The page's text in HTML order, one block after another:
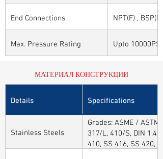
Sytems, Paper
End Connections
NPT(F) ,
Max. Pressure Rating Upto 10000PSI
МАТЕРИАЛ КОНСТРУКЦИИ
Details Specifications
Stainless Steels
Grades: ASME /
317/L, 410/S, DIN
410, SS 416, SS 420,